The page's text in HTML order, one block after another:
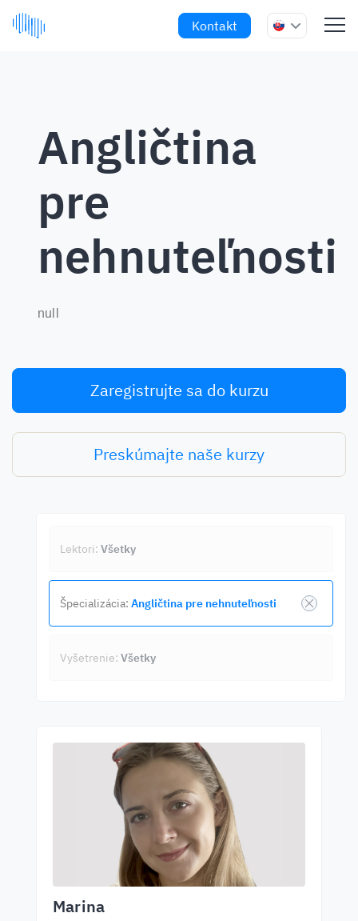
Kontakt
Angličtina
pre
nehnuteľnosti
null
Zaregistrujte sa do kurzu
Preskúmajte naše kurzy
Lektori: Všetky
Špecializácia: Angličtina pre nehnuteľnosti
Vyšetrenie: Všetky
Marina